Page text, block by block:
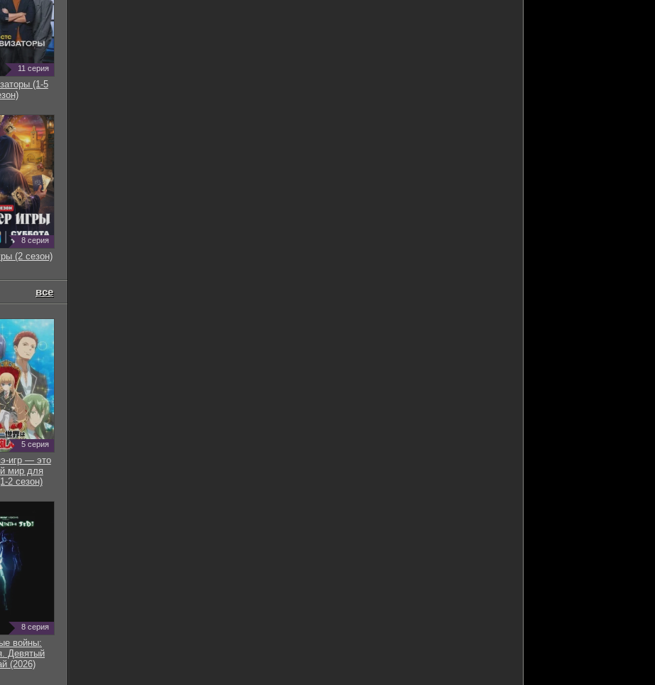
11 серия
(1-5
8 серия
(2 сезон)
все
5 серия
игр — это
мир для
2 сезон)
8 серия
войны:
Девятый
(2026)